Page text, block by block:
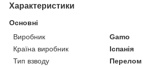
Характеристики
Основні
Виробник
Gamo
Країна виробник
Іспанія
Тип взводу
Перелом